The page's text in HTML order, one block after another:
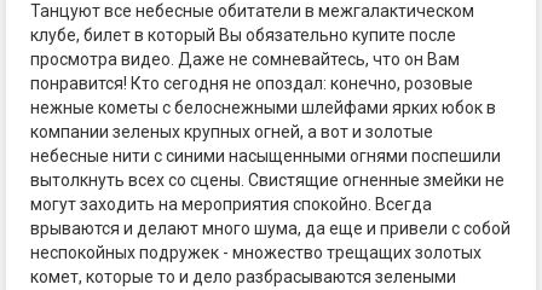
Танцуют все небесные обитатели в межгалактическом
клубе, билет в который Вы обязательно купите после
просмотра видео. Даже не сомневайтесь, что он Вам
понравится! Кто сегодня не опоздал: конечно, розовые
нежные кометы с белоснежными шлейфами ярких юбок в
компании зеленых крупных огней, а вот и золотые
небесные нити с синими насыщенными огнями поспешили
вытолкнуть всех со сцены. Свистящие огненные змейки не
могут заходить на мероприятия спокойно. Всегда
врываются и делают много шума, да еще и привели с собой
неспокойных подружек - множество трещащих золотых
комет, которые то и дело разбрасываются зелеными